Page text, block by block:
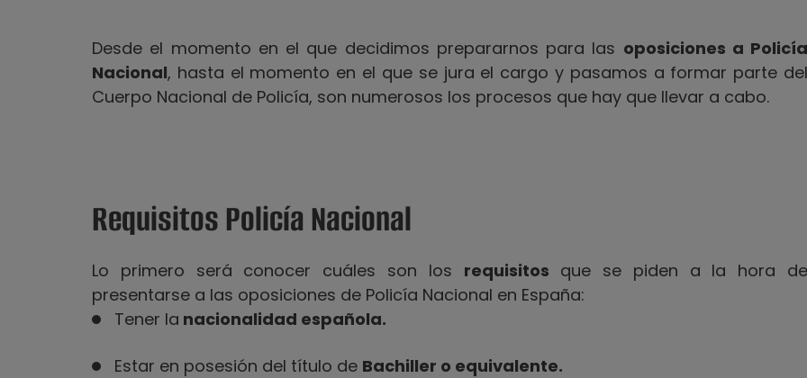
Desde el momento en el que decidimos prepararnos para las oposiciones a Policía
Nacional, hasta el momento en el que se jura el cargo y pasamos a formar parte del
Cuerpo Nacional de Policía, son numerosos los procesos que hay que llevar a cabo.
Requisitos Policía Nacional
Lo primero será conocer cuáles son los requisitos que se piden a la hora de
presentarse a las oposiciones de Policía Nacional en España:
Tener la nacionalidad española.
Estar en posesión del título de Bachiller o equivalente.